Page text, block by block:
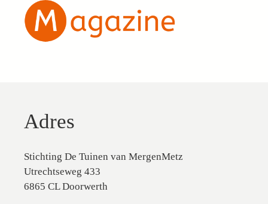
Adres
Stichting De Tuinen van MergenMetz
Utrechtseweg 433
6865 CL Doorwerth